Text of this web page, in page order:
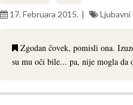
17. Februara 2015.
Ljubavni
Zgodan čovek, pomisli ona.
su mu oči bile... pa, nije mogla da